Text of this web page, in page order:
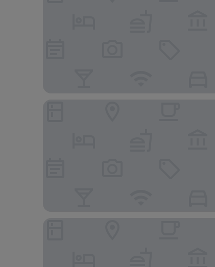
Pousada das Palmeiras